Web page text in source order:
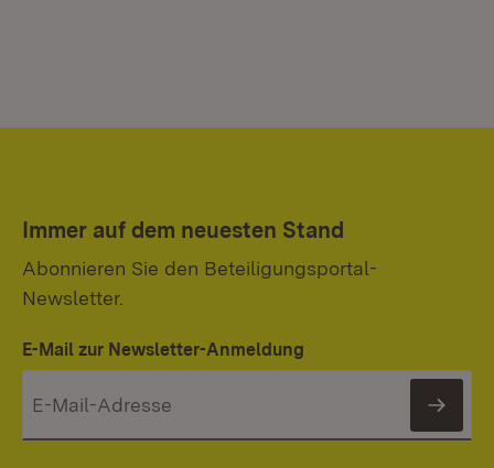
Immer auf dem neuesten Stand
Abonnieren Sie den Beteiligungsportal-
Newsletter.
E-Mail zur Newsletter-Anmeldung